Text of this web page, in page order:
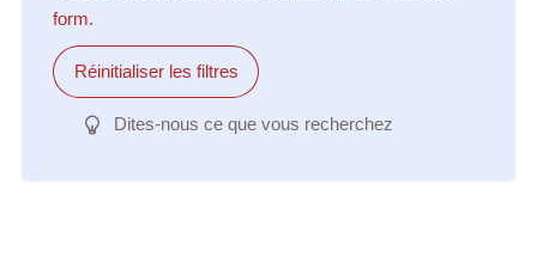
form.
Réinitialiser les filtres
Dites-nous ce que vous recherchez